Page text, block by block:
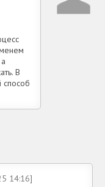
В
14:16]